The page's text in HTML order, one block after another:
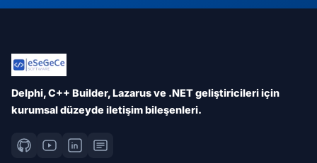
Delphi, C++ Builder, Lazarus ve .NET geliştiricileri için
kurumsal düzeyde iletişim bileşenleri.